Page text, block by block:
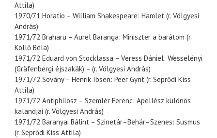
Attila)
1970/71 Horatio – William Shakespeare: Hamlet (r. Völgyesi
András)
1971/72 Braharu – Aurel Baranga: Miniszter a barátom (r.
Köllő Béla)
1971/72 Eduard von Stocklassa – Veress Dániel: Wesselényi
(Gräfenbergi éjszakák) – (r. Völgyesi András)
1971/72 Sovány – Henrik Ibsen: Peer Gynt (r. Seprődi Kiss
Attila)
1971/72 Antiphilosz – Szemlér Ferenc: Apellész különös
kalandjai (r. Völgyesi András)
1971/72 Baranyai Bálint – Szinetár–Behár–Szenes: Susmus
(r. Seprődi Kiss Attila)